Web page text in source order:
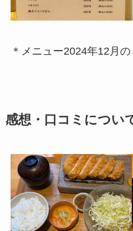
＊メニュー2024年12月
感想・口コミについ